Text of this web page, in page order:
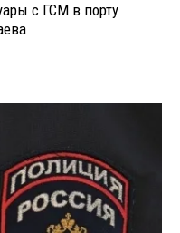
с ГСМ в порту